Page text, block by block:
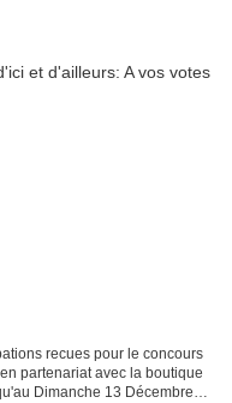
recues pour le concours
partenariat avec la boutique
Dimanche 13 Décembre